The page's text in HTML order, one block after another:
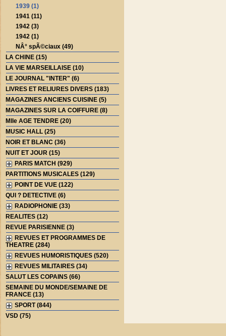
1939 (1)
1941 (11)
1942 (3)
1942 (1)
NÂ° spÃ©ciaux (49)
LA CHINE (15)
LA VIE MARSEILLAISE (10)
LE JOURNAL "INTER" (6)
LIVRES ET RELIURES DIVERS (183)
MAGAZINES ANCIENS CUISINE (5)
MAGAZINES SUR LA COIFFURE (8)
Mlle AGE TENDRE (20)
MUSIC HALL (25)
NOIR ET BLANC (36)
NUIT ET JOUR (15)
PARIS MATCH (929)
PARTITIONS MUSICALES (129)
POINT DE VUE (122)
QUI ? DETECTIVE (6)
RADIOPHONIE (33)
REALITES (12)
REVUE PARISIENNE (3)
REVUES ET PROGRAMMES DE
THEATRE (284)
REVUES HUMORISTIQUES (520)
REVUES MILITAIRES (34)
SALUT LES COPAINS (66)
SEMAINE DU MONDE/SEMAINE DE
FRANCE (13)
SPORT (844)
VSD (75)